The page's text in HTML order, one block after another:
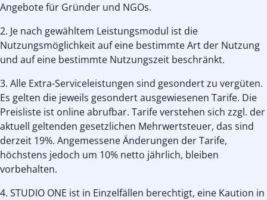
Angebote für Gründer und NGOs.
2. Je nach gewähltem Leistungsmodul ist die
Nutzungsmöglichkeit auf eine bestimmte Art der Nutzung
und auf eine bestimmte Nutzungszeit beschränkt.
3. Alle Extra-Serviceleistungen sind gesondert zu vergüten.
Es gelten die jeweils gesondert ausgewiesenen Tarife. Die
Preisliste ist online abrufbar. Tarife verstehen sich zzgl. der
aktuell geltenden gesetzlichen Mehrwertsteuer, das sind
derzeit 19%. Angemessene Änderungen der Tarife,
höchstens jedoch um 10% netto jährlich, bleiben
vorbehalten.
4. STUDIO ONE ist in Einzelfällen berechtigt, eine Kaution in